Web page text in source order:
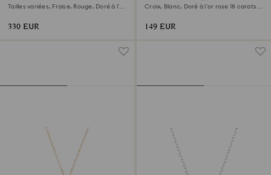
Tailles variées, Fraise, Rouge, Doré à l’or
330 EUR
Croix, Blanc, Doré à l’or rose 18 carats
149 EUR